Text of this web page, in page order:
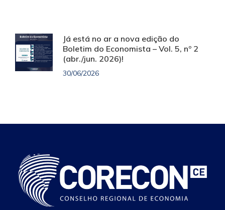
Já está no ar a nova edição do
Boletim do Economista – Vol. 5, nº 2
(abr./jun. 2026)!
30/06/2026